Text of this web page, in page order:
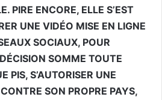
PIRE ENCORE, ELLE S’EST
UNE VIDÉO MISE EN LIGNE
SOCIAUX, POUR
SOMME TOUTE
PIS, S’AUTORISER UNE
SON PROPRE PAYS,